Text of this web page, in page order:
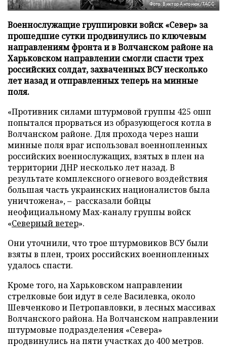
Фото: Виктор Антонюк/ТАСС
Военнослужащие группировки войск «Север» за
прошедшие сутки продвинулись по ключевым
направлениям фронта и в Волчанском районе на
Харьковском направлении смогли спасти трех
российских солдат, захваченных ВСУ несколько
лет назад и отправленных теперь на минные
поля.
«Противник силами штурмовой группы 425 ошп
попытался прорваться из образующегося котла в
Волчанском районе. Для прохода через наши
минные поля враг использовал военнопленных
российских военнослужащих, взятых в плен на
территории ДНР несколько лет назад. В
результате комплексного огневого воздействия
большая часть украинских националистов была
уничтожена», – рассказали бойцы
неофициальному Max-каналу группы войск
«Северный ветер».
Они уточнили, что трое штурмовиков ВСУ были
взяты в плен, троих российских военнопленных
удалось спасти.
Кроме того, на Харьковском направлении
стрелковые бои идут в селе Василевка, около
Шевченково и Петропавловки, в лесных массивах
Волчанского района. На Волчанском направлении
штурмовые подразделения «Севера»
продвинулись на пяти участках до 400 метров.